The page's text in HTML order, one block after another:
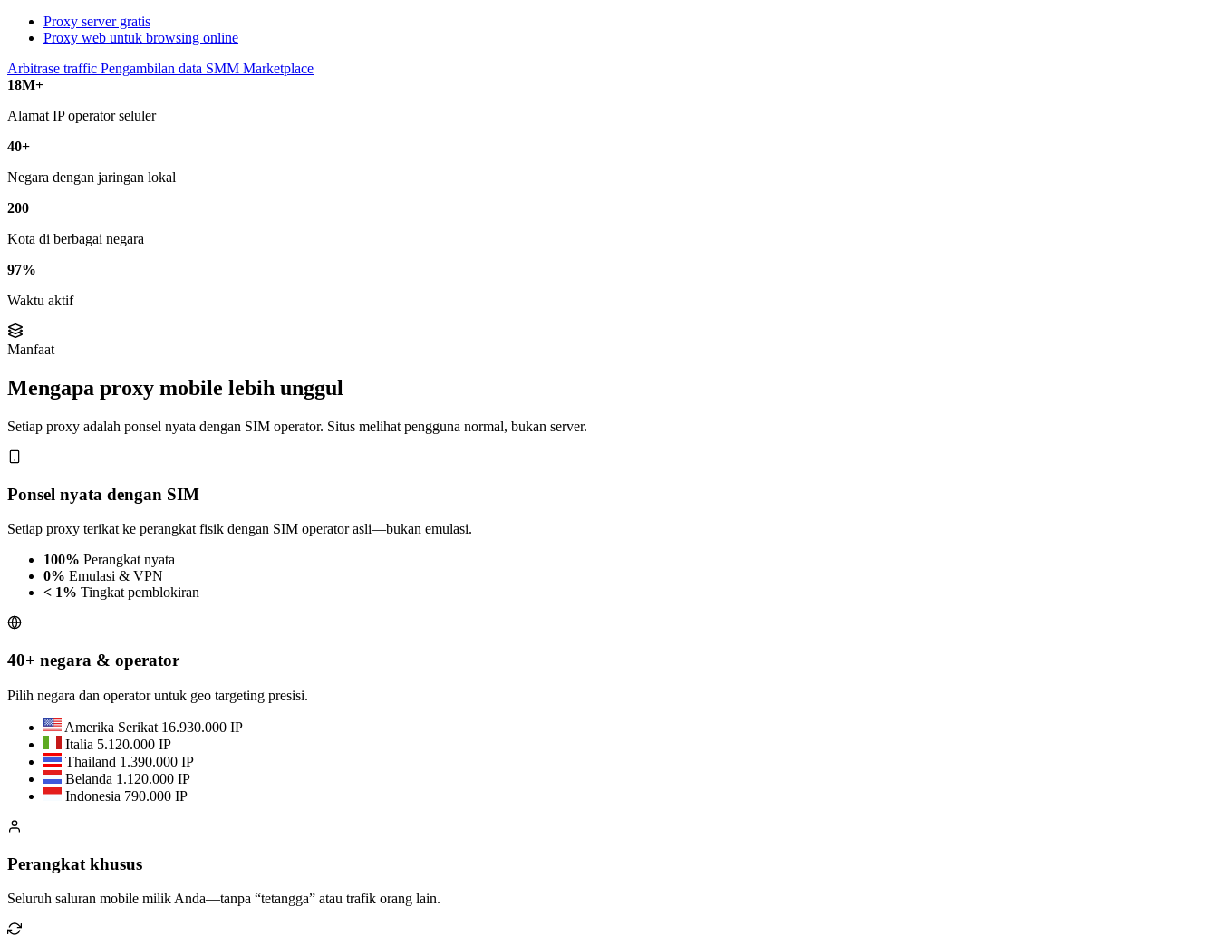
Proxy server gratis
Proxy web untuk browsing online
Arbitrase traffic Pengambilan data SMM Marketplace
18M+
Alamat IP operator seluler
40+
Negara dengan jaringan lokal
200
Kota di berbagai negara
97%
Waktu aktif
Manfaat
Mengapa proxy mobile lebih unggul
Setiap proxy adalah ponsel nyata dengan SIM operator. Situs melihat pengguna normal, bukan server.
Ponsel nyata dengan SIM
Setiap proxy terikat ke perangkat fisik dengan SIM operator asli—bukan emulasi.
100% Perangkat nyata
0% Emulasi & VPN
< 1% Tingkat pemblokiran
40+ negara & operator
Pilih negara dan operator untuk geo targeting presisi.
Amerika Serikat 16.930.000 IP
Italia 5.120.000 IP
Thailand 1.390.000 IP
Belanda 1.120.000 IP
Indonesia 790.000 IP
Perangkat khusus
Seluruh saluran mobile milik Anda—tanpa “tetangga” atau trafik orang lain.